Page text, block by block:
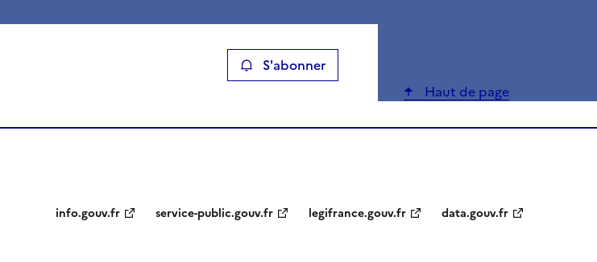
le lien de la page dans le presse-papier S'abonner
Haut de page
info.gouv.fr service-public.gouv.fr legifrance.gouv.fr data.gouv.fr